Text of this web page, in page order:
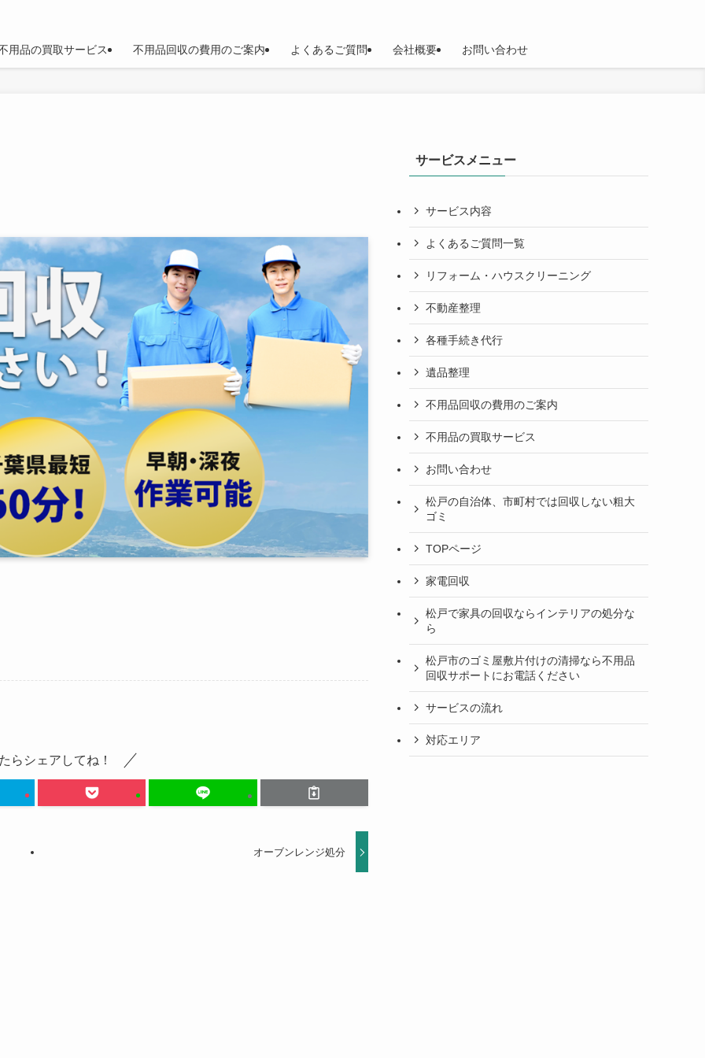
用品の買取サービス 不用品回収の費用のご案内 よくあるご質問 会社概要 お問い合わせ
らシェアしてね！
オーブンレンジ処分
サービスメニュー
サービス内容
よくあるご質問一覧
リフォーム・ハウスクリーニング
不動産整理
各種手続き代行
遺品整理
不用品回収の費用のご案内
不用品の買取サービス
お問い合わせ
松戸の自治体、市町村では回収しない粗大
ゴミ
TOPページ
家電回収
松戸で家具の回収ならインテリアの処分な
ら
松戸市のゴミ屋敷片付けの清掃なら不用品
回収サポートにお電話ください
サービスの流れ
対応エリア